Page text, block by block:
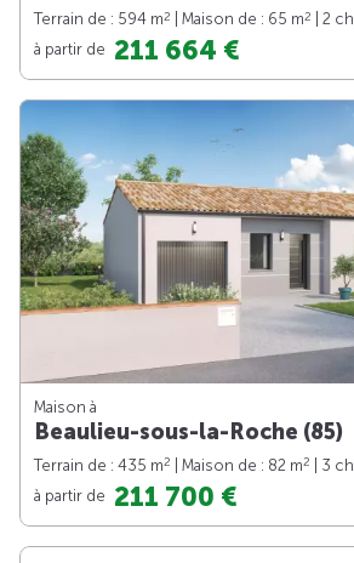
Terrain de : 594 m2 | Maison de : 65 m2
| 2 ch.
à partir de 211 664 €
Maison à
Beaulieu-sous-la-Roche (85)
Terrain de : 435 m2 | Maison de : 82 m2
| 3 ch.
à partir de 211 700 €